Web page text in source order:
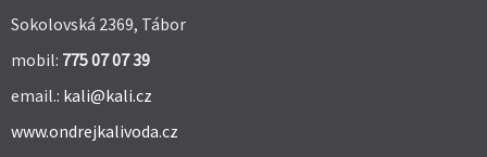
Sokolovská 2369, Tábor
mobil: 775 07 07 39
email.: kali@kali.cz
www.ondrejkalivoda.cz